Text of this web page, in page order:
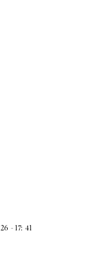
- 17: 41